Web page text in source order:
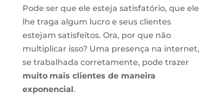
Pode ser que ele esteja satisfatório, que ele
lhe traga algum lucro e seus clientes
estejam satisfeitos. Ora, por que não
multiplicar isso? Uma presença na internet,
se trabalhada corretamente, pode trazer
muito mais clientes de maneira
exponencial.